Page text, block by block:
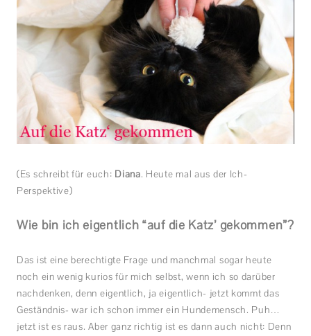
(Es schreibt für euch: Diana. Heute mal aus der Ich-
Perspektive)
Wie bin ich eigentlich “auf die Katz’ gekommen”?
Das ist eine berechtigte Frage und manchmal sogar heute
noch ein wenig kurios für mich selbst, wenn ich so darüber
nachdenken, denn eigentlich, ja eigentlich- jetzt kommt das
Geständnis- war ich schon immer ein Hundemensch. Puh…
jetzt ist es raus. Aber ganz richtig ist es dann auch nicht: Denn